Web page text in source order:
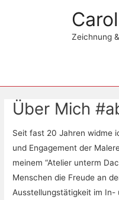
Zeichnung
Über Mich
Seit fast 20 Jahren widme
und Engagement der
meinem “Atelier unterm
Menschen die Freude an
Ausstellungstätigkeit im In-